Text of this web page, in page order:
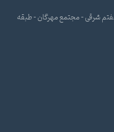
شرقی - مجتمع مهرگان - طبقه